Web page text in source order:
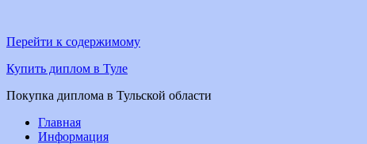
Перейти к содержимому
Купить диплом в Туле
Покупка диплома в Тульской области
Главная
Информация